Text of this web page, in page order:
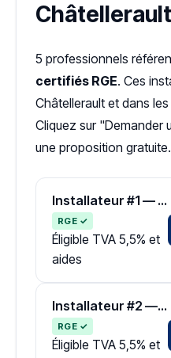
Châtellerault
5 professionnels
certifiés RGE. Ces
Châtellerault et dans
Cliquez sur "Demander
une proposition gratuite.
Installateur #1 — Zone Vienne
RGE ✓
Éligible TVA 5,5% et
aides
Installateur #2 — Zone Vienne
RGE ✓
Éligible TVA 5,5% et